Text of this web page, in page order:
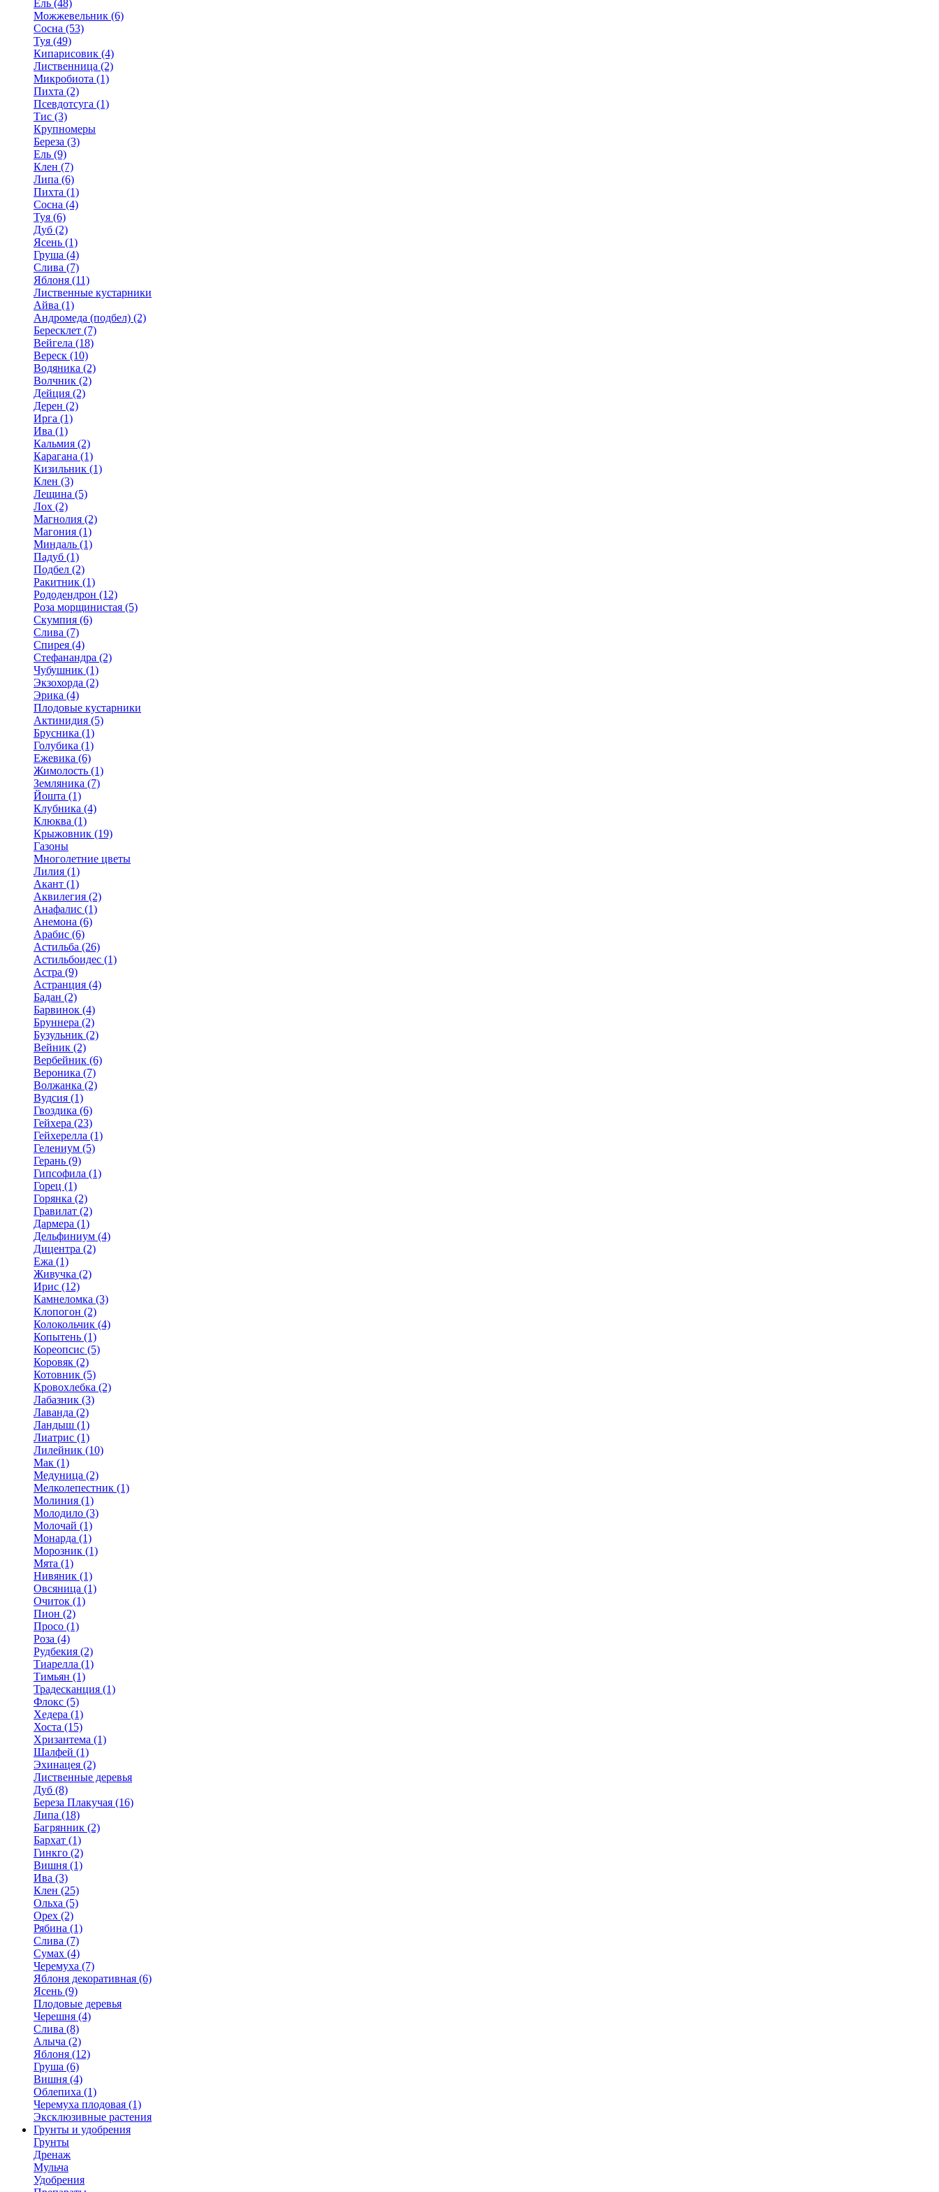
Ель (48)
Можжевельник (6)
Сосна (53)
Туя (49)
Кипарисовик (4)
Лиственница (2)
Микробиота (1)
Пихта (2)
Псевдотсуга (1)
Тис (3)
Крупномеры
Береза (3)
Ель (9)
Клен (7)
Липа (6)
Пихта (1)
Сосна (4)
Туя (6)
Дуб (2)
Ясень (1)
Груша (4)
Слива (7)
Яблоня (11)
Лиственные кустарники
Айва (1)
Андромеда (подбел) (2)
Бересклет (7)
Вейгела (18)
Вереск (10)
Водяника (2)
Волчник (2)
Дейция (2)
Дерен (2)
Ирга (1)
Ива (1)
Кальмия (2)
Карагана (1)
Кизильник (1)
Клен (3)
Лещина (5)
Лох (2)
Магнолия (2)
Магония (1)
Миндаль (1)
Падуб (1)
Подбел (2)
Ракитник (1)
Рододендрон (12)
Роза морщинистая (5)
Скумпия (6)
Слива (7)
Спирея (4)
Стефанандра (2)
Чубушник (1)
Экзохорда (2)
Эрика (4)
Плодовые кустарники
Актинидия (5)
Брусника (1)
Голубика (1)
Ежевика (6)
Жимолость (1)
Земляника (7)
Йошта (1)
Клубника (4)
Клюква (1)
Крыжовник (19)
Газоны
Многолетние цветы
Лилия (1)
Акант (1)
Аквилегия (2)
Анафалис (1)
Анемона (6)
Арабис (6)
Астильба (26)
Астильбоидес (1)
Астра (9)
Астранция (4)
Бадан (2)
Барвинок (4)
Бруннера (2)
Бузульник (2)
Вейник (2)
Вербейник (6)
Вероника (7)
Волжанка (2)
Вудсия (1)
Гвоздика (6)
Гейхера (23)
Гейхерелла (1)
Гелениум (5)
Герань (9)
Гипсофила (1)
Горец (1)
Горянка (2)
Гравилат (2)
Дармера (1)
Дельфиниум (4)
Дицентра (2)
Ежа (1)
Живучка (2)
Ирис (12)
Камнеломка (3)
Клопогон (2)
Колокольчик (4)
Копытень (1)
Кореопсис (5)
Коровяк (2)
Котовник (5)
Кровохлебка (2)
Лабазник (3)
Лаванда (2)
Ландыш (1)
Лиатрис (1)
Лилейник (10)
Мак (1)
Медуница (2)
Мелколепестник (1)
Молиния (1)
Молодило (3)
Молочай (1)
Монарда (1)
Морозник (1)
Мята (1)
Нивяник (1)
Овсяница (1)
Очиток (1)
Пион (2)
Просо (1)
Роза (4)
Рудбекия (2)
Тиарелла (1)
Тимьян (1)
Традесканция (1)
Флокс (5)
Хедера (1)
Хоста (15)
Хризантема (1)
Шалфей (1)
Эхинацея (2)
Лиственные деревья
Дуб (8)
Береза Плакучая (16)
Липа (18)
Багрянник (2)
Бархат (1)
Гинкго (2)
Вишня (1)
Ива (3)
Клен (25)
Ольха (5)
Орех (2)
Рябина (1)
Слива (7)
Сумах (4)
Черемуха (7)
Яблоня декоративная (6)
Ясень (9)
Плодовые деревья
Черешня (4)
Слива (8)
Алыча (2)
Яблоня (12)
Груша (6)
Вишня (4)
Облепиха (1)
Черемуха плодовая (1)
Эксклюзивные растения
Грунты и удобрения
Грунты
Дренаж
Мульча
Удобрения